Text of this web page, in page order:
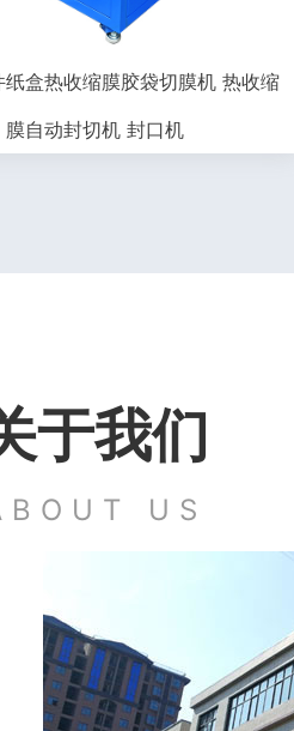
纸盒热收缩膜胶袋切膜机 热收缩
膜自动封切机 封口机
于我们
US